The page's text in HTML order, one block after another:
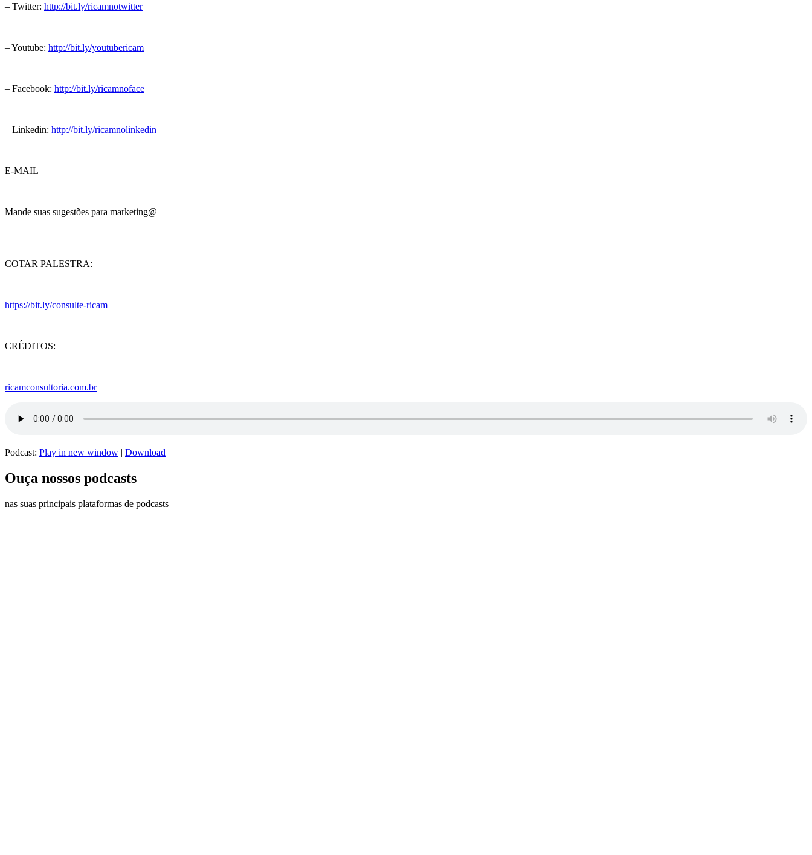
– Twitter: http://bit.ly/ricamnotwitter
– Youtube: http://bit.ly/youtubericam
– Facebook: http://bit.ly/ricamnoface
– Linkedin: http://bit.ly/ricamnolinkedin
E-MAIL
Mande suas sugestões para marketing@
COTAR PALESTRA:
https://bit.ly/consulte-ricam
CRÉDITOS:
ricamconsultoria.com.br
Podcast: Play in new window | Download
Ouça nossos podcasts
nas suas principais plataformas de podcasts